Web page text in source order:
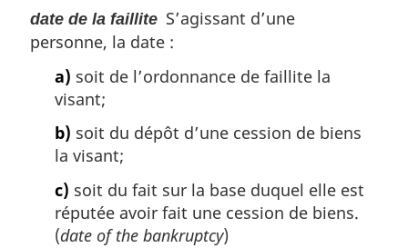
date de la faillite S’agissant d’une
personne, la date :
a) soit de l’ordonnance de faillite la
visant;
b) soit du dépôt d’une cession de biens
la visant;
c) soit du fait sur la base duquel elle est
réputée avoir fait une cession de biens.
(date of the bankruptcy)